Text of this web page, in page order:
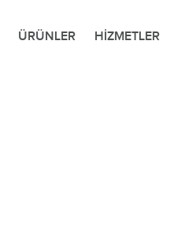
ÜRÜNLER HİZMETLER